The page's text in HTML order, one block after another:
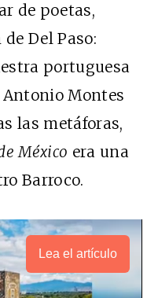
de poetas,
Del Paso:
portuguesa
Montes
las metáforas,
México era una
Barroco.
Lea el artículo